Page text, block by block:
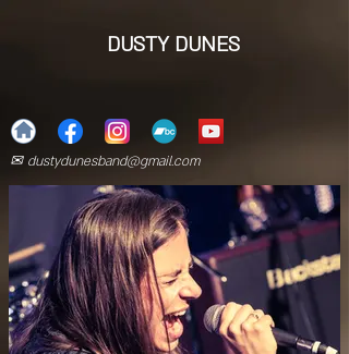
DUSTY DUNES
✉ dustydunesband@gmail.com